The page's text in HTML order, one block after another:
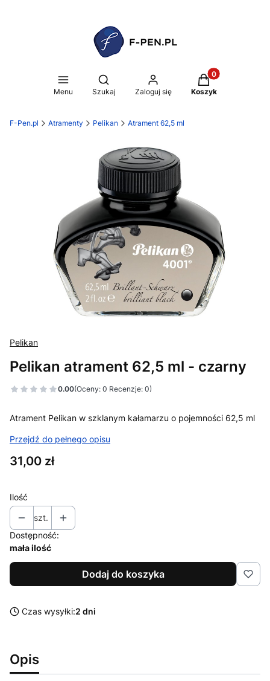
Menu
Otwórz wyszukiwarkę
Szukaj Zaloguj się
Produkty w
Koszyk
F-Pen.pl Atramenty Pelikan Atrament 62,5 ml
Pelikan
Pelikan atrament 62,5 ml - czarny
0.00(Oceny: 0 Recenzje: 0)
Atrament Pelikan w szklanym kałamarzu o pojemności 62,5 ml
Przejdź do pełnego opisu
Cena
31,00 zł
Ilość
szt.
Dostępność:
mała ilość
Dodaj do koszyka
Czas wysyłki:2 dni
Opis